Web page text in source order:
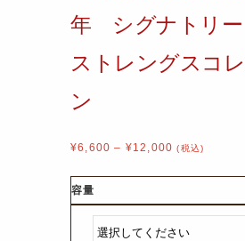
年 シグナトリ
ストレングスコ
ン
¥6,600 – ¥12,000 (税込)
容量